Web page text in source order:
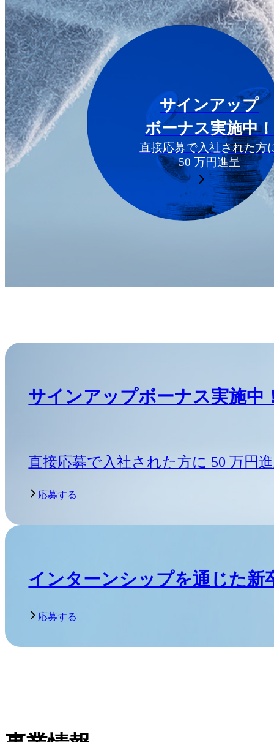
サインアップ
ボーナス実施中！
直接応募で入社された方
50 万円進呈
サインアップボーナス実施中
直接応募で入社された方に 50 万円
応募する
インターンシップを通じた新
応募する